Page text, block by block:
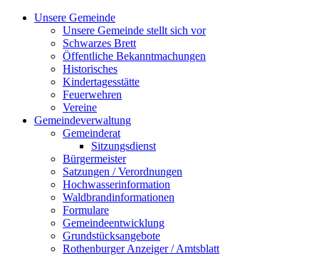
Zum
Unsere Gemeinde
Unsere Gemeinde stellt sich vor
Schwarzes Brett
Öffentliche Bekanntmachungen
Historisches
Kindertagesstätte
Feuerwehren
Vereine
Gemeindeverwaltung
Gemeinderat
Sitzungsdienst
Bürgermeister
Satzungen / Verordnungen
Hochwasserinformation
Waldbrandinformationen
Formulare
Gemeindeentwicklung
Grundstücksangebote
Rothenburger Anzeiger / Amtsblatt